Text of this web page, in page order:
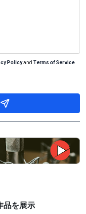
Policyand Terms of Service
品を展示